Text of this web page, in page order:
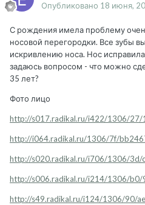
Опубликовано 18 июня,
С рождения имела проблему
носовой перегородки. Все зубы
искривлению носа. Нос
задаюсь вопросом - что можно
35 лет?
Фото лицо
http://s017.radikal.ru/i422/1306/27/
http://i064.radikal.ru/1306/7f/
http://s020.radikal.ru/i706/1306/3d/
http://s006.radikal.ru/i214/1306/b0/
http://s49.radikal.ru/i124/1306/90/